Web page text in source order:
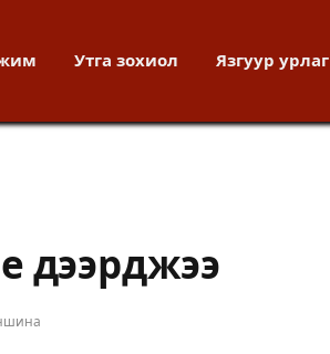
Утга зохиол Язгуур урлаг
дээрджээ